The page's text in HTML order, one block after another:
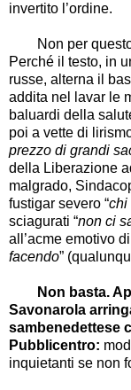
invertito l’ordine.
Non per questo
Perché il testo, in
russe, alterna il
addita nel lavar le
baluardi della
poi a vette di
prezzo di grandi
della Liberazione
malgrado,
fustigar severo “chi
sciagurati “non ci
all’acme emotivo
facendo”
Non basta.
Savonarola
sambenedettese
Pubblicentro:
inquietanti se non